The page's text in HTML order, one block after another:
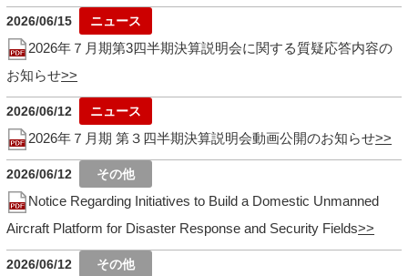
2026/06/15
2026年７月期第3四半期決算説明会に関する質疑応答内容の
お知らせ
2026/06/12
2026年７月期 第３四半期決算説明会動画公開のお知らせ
2026/06/12
Notice Regarding Initiatives to Build a Domestic Unmanned
Aircraft Platform for Disaster Response and Security Fields
2026/06/12